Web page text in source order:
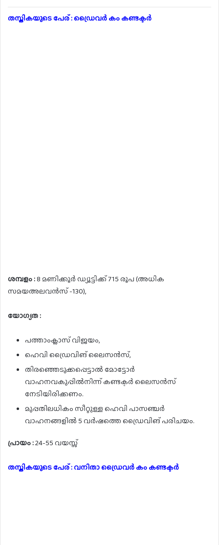
തസ്തികയുടെ പേര് : ഡ്രൈവർ കം കണ്ടക്ടർ
ശമ്പളം :8 മണിക്കൂർ ഡ്യൂട്ടിക്ക് 715 രൂപ (അധിക
സമയഅലവൻസ് -130),
യോഗ്യത :
പത്താംക്ലാസ് വിജയം,
ഹെവി ഡ്രൈവിങ് ലൈസൻസ്,
തിരഞ്ഞെടുക്കപ്പെട്ടാൽ മോട്ടോർ
വാഹനവകുപ്പിൽനിന്ന് കണ്ടക്ടർ ലൈസൻസ്
നേടിയിരിക്കണം.
മുപ്പതിലധികം സീറ്റുള്ള ഹെവി പാസഞ്ചർ
വാഹനങ്ങളിൽ 5 വർഷത്തെ ഡ്രൈവിങ് പരിചയം.
പ്രായം :24-55 വയസ്സ്
തസ്തികയുടെ പേര് : വനിതാ ഡ്രൈവർ കം കണ്ടക്ടർ